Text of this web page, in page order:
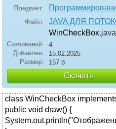
Предмет:
Файл: JAVA ДЛЯ
WinCheckBox.java
Скачиваний:
4
Добавлен:
15.02.2025
Размер:
157 б
Скачать
class WinCheckBox
public void draw() {